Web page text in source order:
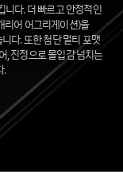
니다. 더 빠르고 안정적인
리어 어그리게이션)을
다. 또한 첨단 멀티 포맷
, 진정으로 몰입감 넘치는
.